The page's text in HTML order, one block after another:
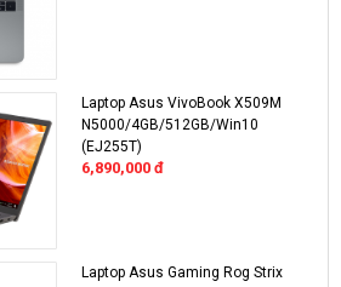
Laptop Asus VivoBook X509M
N5000/4GB/512GB/Win10
(EJ255T)
6,890,000 đ
Laptop Asus Gaming Rog Strix